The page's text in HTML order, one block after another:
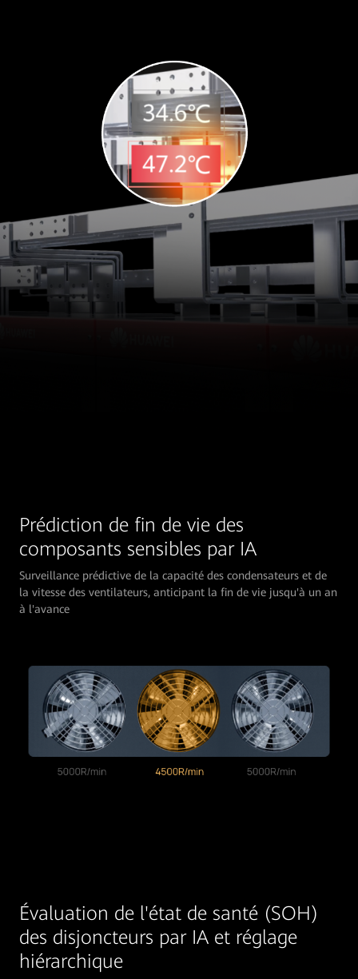
Prédiction de fin de vie des
composants sensibles par IA
Surveillance prédictive de la capacité des condensateurs et de
la vitesse des ventilateurs, anticipant la fin de vie jusqu'à un an
à l'avance
Évaluation de l'état de santé (SOH)
des disjoncteurs par IA et réglage
hiérarchique